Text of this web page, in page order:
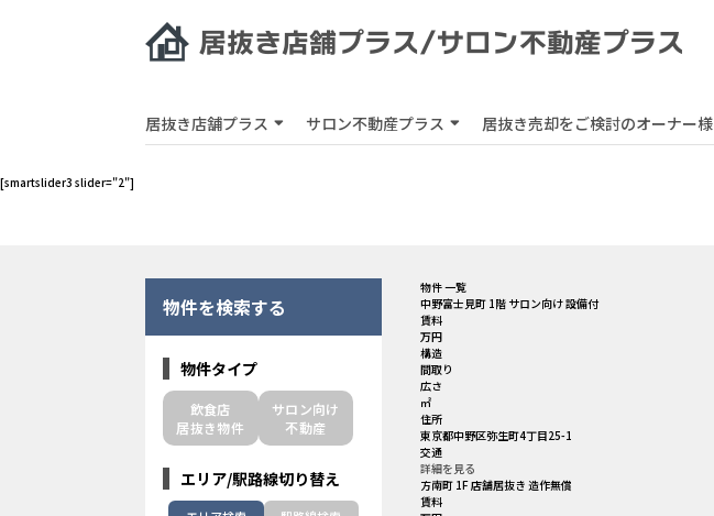
居抜き店舗プラス サロン不動産プラス 居抜き売却をご検討のオーナー様
[smartslider3 slider="2"]
物件を検索する
物件タイプ
飲食店
居抜き物件
サロン向け
不動産
エリア/駅路線切り替え
物件 一覧
中野富士見町 1階 サロン向け 設備付
賃料
万円
構造
間取り
広さ
㎡
住所
東京都中野区弥生町4丁目25-1
交通
詳細を見る
方南町 1F 店舗居抜き 造作無償
賃料